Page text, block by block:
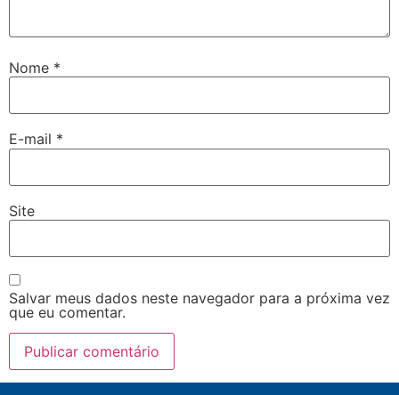
Nome *
E-mail *
Site
Salvar meus dados neste navegador para a próxima vez
que eu comentar.